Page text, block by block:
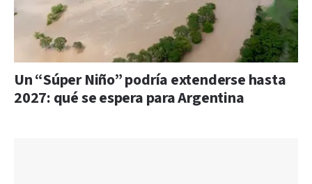
Un “Súper Niño” podría extenderse hasta
2027: qué se espera para Argentina